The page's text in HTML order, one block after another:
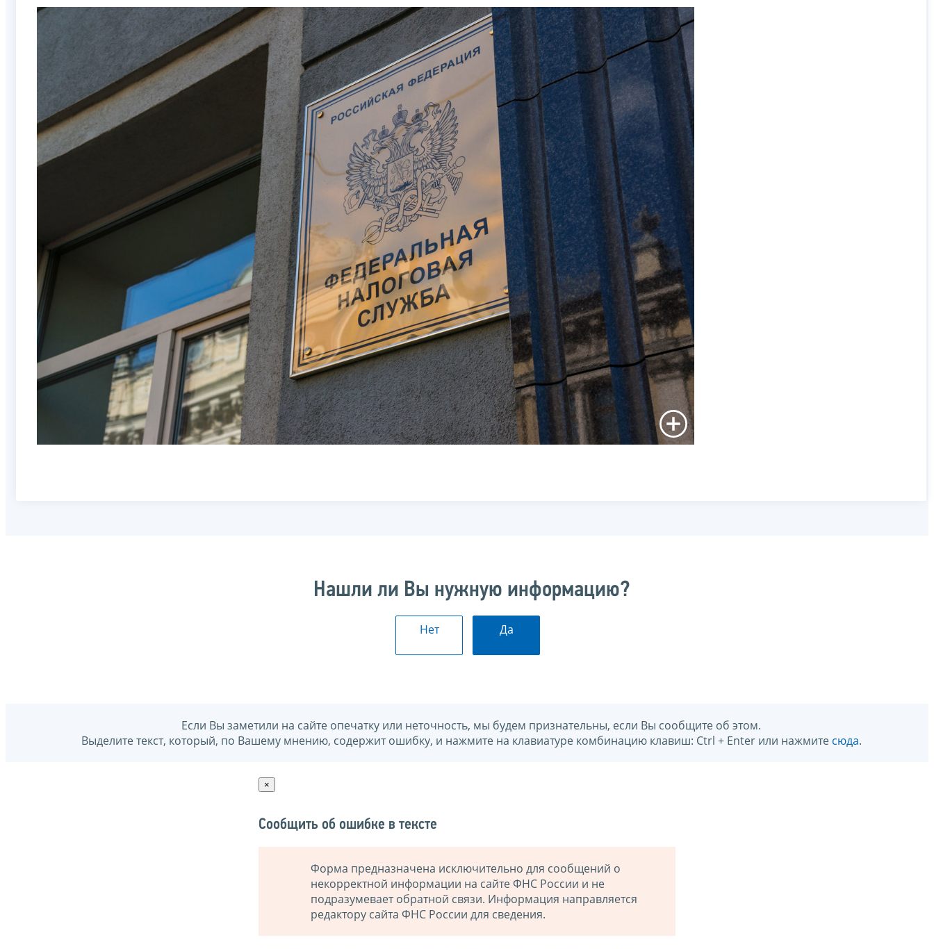
Нашли ли Вы нужную информацию?
Нет Да
Если Вы заметили на сайте опечатку или неточность, мы будем признательны, если Вы сообщите об этом.
Выделите текст, который, по Вашему мнению, содержит ошибку, и нажмите на клавиатуре комбинацию клавиш: Ctrl + Enter или нажмите сюда.
×
Сообщить об ошибке в тексте
Форма предназначена исключительно для сообщений о
некорректной информации на сайте ФНС России и не
подразумевает обратной связи. Информация направляется
редактору сайта ФНС России для сведения.